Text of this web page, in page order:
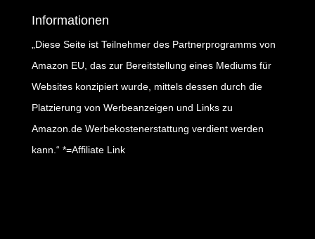
Informationen
„Diese Seite ist Teilnehmer des Partnerprogramms von
Amazon EU, das zur Bereitstellung eines Mediums für
Websites konzipiert wurde, mittels dessen durch die
Platzierung von Werbeanzeigen und Links zu
Amazon.de Werbekostenerstattung verdient werden
kann.“ *=Affiliate Link